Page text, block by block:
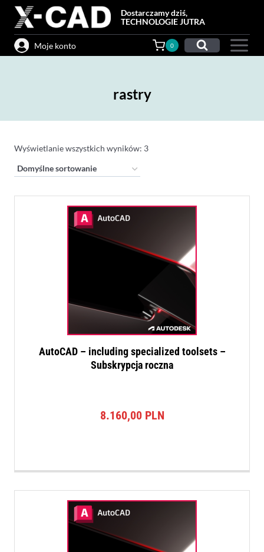
Przejdź
treści
Dostarczamy dziś,
TECHNOLOGIE JUTRA
Moje konto 0
rastry
Wyświetlanie wszystkich wyników: 3
AutoCAD – including specialized toolsets –
Subskrypcja roczna
8.160,00 PLN